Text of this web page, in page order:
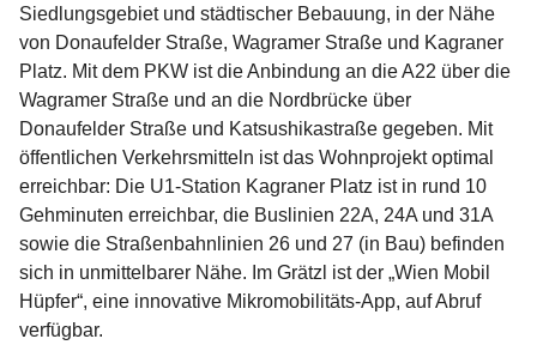
Siedlungsgebiet und städtischer Bebauung, in der Nähe
von Donaufelder Straße, Wagramer Straße und Kagraner
Platz. Mit dem PKW ist die Anbindung an die A22 über die
Wagramer Straße und an die Nordbrücke über
Donaufelder Straße und Katsushikastraße gegeben. Mit
öffentlichen Verkehrsmitteln ist das Wohnprojekt optimal
erreichbar: Die U1-Station Kagraner Platz ist in rund 10
Gehminuten erreichbar, die Buslinien 22A, 24A und 31A
sowie die Straßenbahnlinien 26 und 27 (in Bau) befinden
sich in unmittelbarer Nähe. Im Grätzl ist der „Wien Mobil
Hüpfer“, eine innovative Mikromobilitäts-App, auf Abruf
verfügbar.